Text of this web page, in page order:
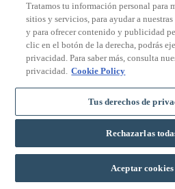
Tratamos tu información personal para
sitios y servicios, para ayudar a
y para ofrecer contenido y publicidad
clic en el botón de la derecha, podrás
privacidad. Para saber más, consulta
privacidad. Cookie Policy
Tus derechos de
Rechazarlas
Aceptar cookies